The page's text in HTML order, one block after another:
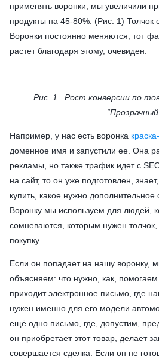
применять воронки, мы увеличили
продукты на 45-80%. (Рис. 1) Толчок
Воронки постоянно меняются, тот
растет благодаря этому, очевиден.
Рис. 1. Рост конверсии по
Например, у нас есть воронка
доменное имя и запустили ее. Она
рекламы, но также трафик идет с
на сайт, то он уже подготовлен,
купить, какое нужно дополнительное
Воронку мы используем для людей,
сомневаются, которым нужен
покупку.
Если он попадает на нашу воронку,
объясняем: что нужно, как,
приходит электронное письмо, где
нужен именно для его модели
ещё одно письмо, где, допустим,
он приобретает этот товар, делает
совершается сделка. Если он не